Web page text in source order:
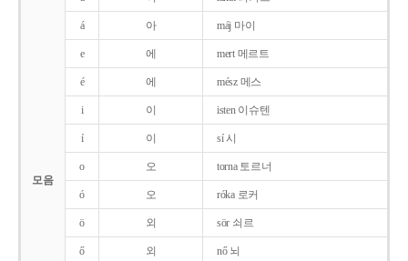
모음
á 아 máj 마이
e 에 mert 메르트
é 에 mész 메스
i 이 isten 이슈텐
í 이 sí 시
o 오 torna 토르너
ó 오 róka 로커
ö 외 sör 쇠르
ő 외 nő 뇌